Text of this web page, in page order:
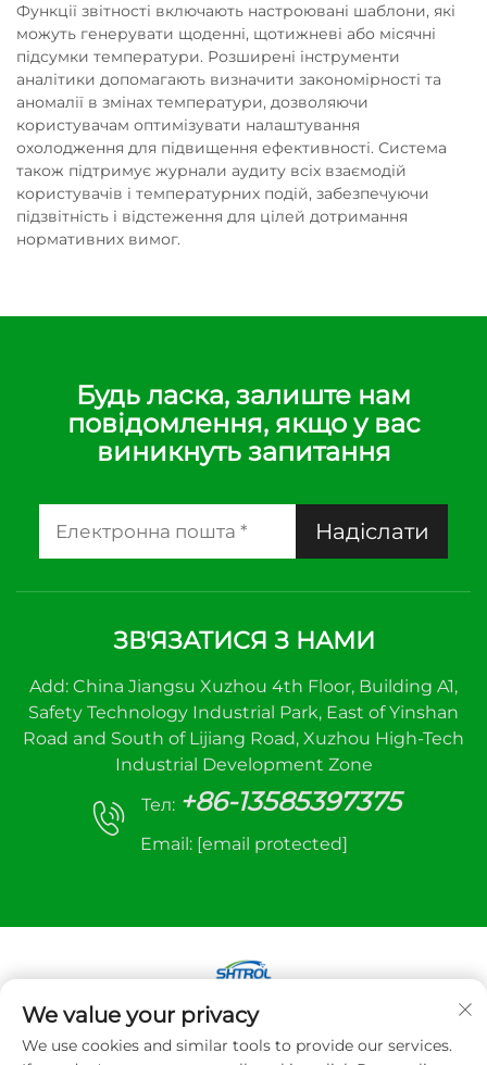
Функції звітності включають настроювані шаблони, які
можуть генерувати щоденні, щотижневі або місячні
підсумки температури. Розширені інструменти
аналітики допомагають визначити закономірності та
аномалії в змінах температури, дозволяючи
користувачам оптимізувати налаштування
охолодження для підвищення ефективності. Система
також підтримує журнали аудиту всіх взаємодій
користувачів і температурних подій, забезпечуючи
підзвітність і відстеження для цілей дотримання
нормативних вимог.
Будь ласка, залиште нам
повідомлення, якщо у вас
виникнуть запитання
Надіслати
ЗВ'ЯЗАТИСЯ З НАМИ
Add: China Jiangsu Xuzhou 4th Floor, Building A1,
Safety Technology Industrial Park, East of Yinshan
Road and South of Lijiang Road, Xuzhou High-Tech
Industrial Development Zone
Тел: +86-13585397375
Email: [email protected]
Авторське право © 2025 Xuzhou sanhe
automatic control equipment Co., LTD. Всі права
We value your privacy
We use cookies and similar tools to provide our services.